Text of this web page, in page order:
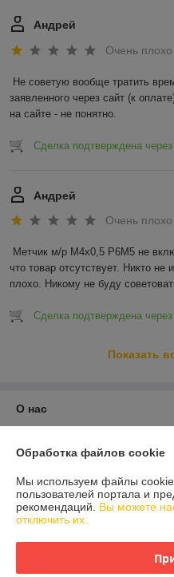
Андрей
Очень плохо
Не советую вообще тратить
заявленного через сайт (к
на сайте - не понятно.
Сделка подтверждена через
Андрей
Очень плохо
Метчик м/р М4х0,5 Р6М5 не
что товар отсутствует. Никто
плохо. Никому не буду
Сделка подтверждена через
Показать
О нас
Контакты
Доставка и оплата
График работы
Обработка файлов cookie
Мы используем файлы
пользователей портала и
рекомендаций. Вы можете
отключить их.